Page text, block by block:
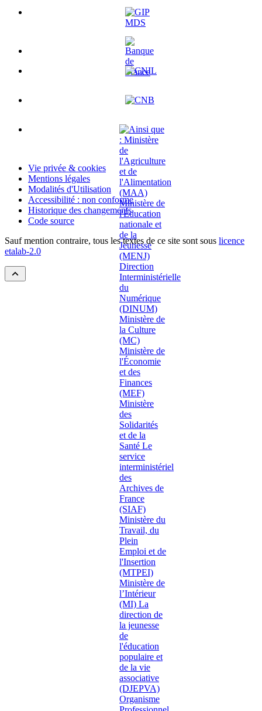
Vie privée & cookies
Mentions légales
Modalités d'Utilisation
Accessibilité : non conforme
Historique des changements
Code source
Sauf mention contraire, tous les textes de ce site sont sous licence
etalab-2.0